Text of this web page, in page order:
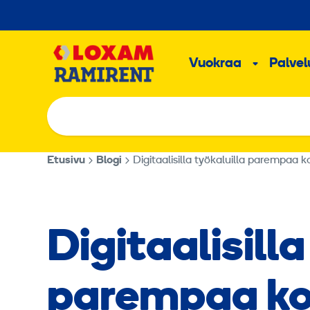
sisältöön
Vuokraa
Etusivu Blogi Digitaalisilla työkaluilla parempaa
parempaa